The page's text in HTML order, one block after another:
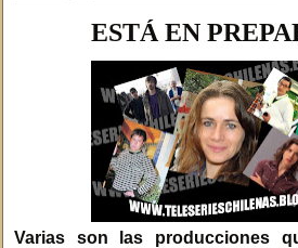
ESTÁ EN
Varias son las producciones